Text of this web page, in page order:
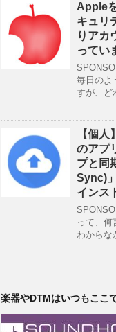
Apple
キュリ
りアカ
ってい
毎日のよ
すが、
【個
のアプ
プと同
Sync)
インス
って、何
わから
楽器やDTMはいつもここ